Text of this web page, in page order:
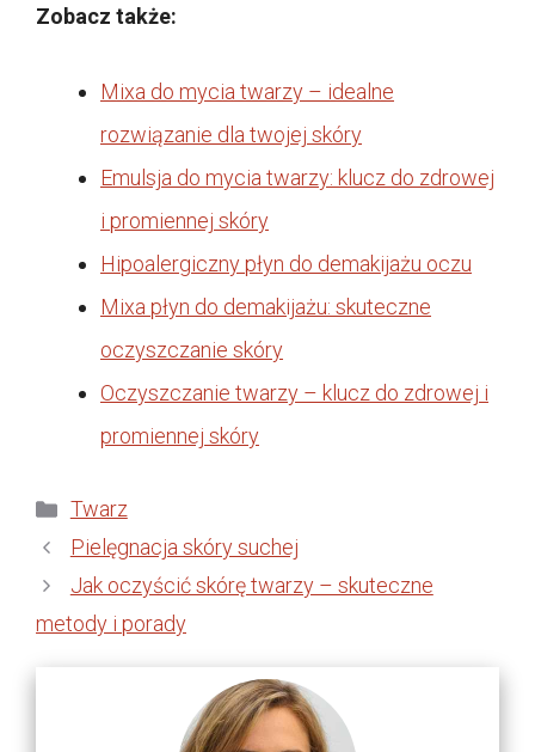
Zobacz także:
Mixa do mycia twarzy – idealne
rozwiązanie dla twojej skóry
Emulsja do mycia twarzy: klucz do zdrowej
i promiennej skóry
Hipoalergiczny płyn do demakijażu oczu
Mixa płyn do demakijażu: skuteczne
oczyszczanie skóry
Oczyszczanie twarzy – klucz do zdrowej i
promiennej skóry
Kategorie
Twarz
Pielęgnacja skóry suchej
Jak oczyścić skórę twarzy – skuteczne
metody i porady